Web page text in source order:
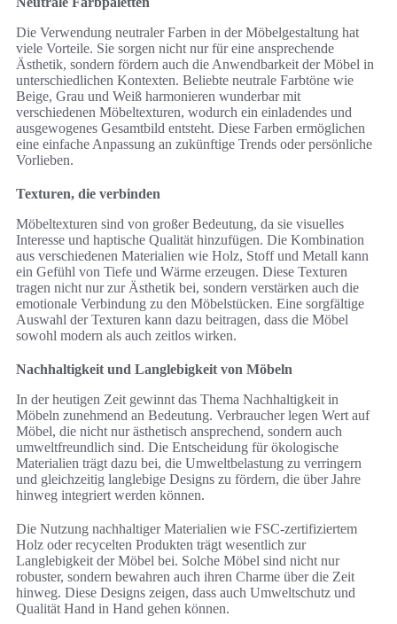
Die Verwendung neutraler Farben in der Möbelgestaltung hat
viele Vorteile. Sie sorgen nicht nur für eine ansprechende
Ästhetik, sondern fördern auch die Anwendbarkeit der Möbel in
unterschiedlichen Kontexten. Beliebte neutrale Farbtöne wie
Beige, Grau und Weiß harmonieren wunderbar mit
verschiedenen Möbeltexturen, wodurch ein einladendes und
ausgewogenes Gesamtbild entsteht. Diese Farben ermöglichen
eine einfache Anpassung an zukünftige Trends oder persönliche
Vorlieben.
Texturen, die verbinden
Möbeltexturen sind von großer Bedeutung, da sie visuelles
Interesse und haptische Qualität hinzufügen. Die Kombination
aus verschiedenen Materialien wie Holz, Stoff und Metall kann
ein Gefühl von Tiefe und Wärme erzeugen. Diese Texturen
tragen nicht nur zur Ästhetik bei, sondern verstärken auch die
emotionale Verbindung zu den Möbelstücken. Eine sorgfältige
Auswahl der Texturen kann dazu beitragen, dass die Möbel
sowohl modern als auch zeitlos wirken.
Nachhaltigkeit und Langlebigkeit von Möbeln
In der heutigen Zeit gewinnt das Thema Nachhaltigkeit in
Möbeln zunehmend an Bedeutung. Verbraucher legen Wert auf
Möbel, die nicht nur ästhetisch ansprechend, sondern auch
umweltfreundlich sind. Die Entscheidung für ökologische
Materialien trägt dazu bei, die Umweltbelastung zu verringern
und gleichzeitig langlebige Designs zu fördern, die über Jahre
hinweg integriert werden können.
Die Nutzung nachhaltiger Materialien wie FSC-zertifiziertem
Holz oder recycelten Produkten trägt wesentlich zur
Langlebigkeit der Möbel bei. Solche Möbel sind nicht nur
robuster, sondern bewahren auch ihren Charme über die Zeit
hinweg. Diese Designs zeigen, dass auch Umweltschutz und
Qualität Hand in Hand gehen können.